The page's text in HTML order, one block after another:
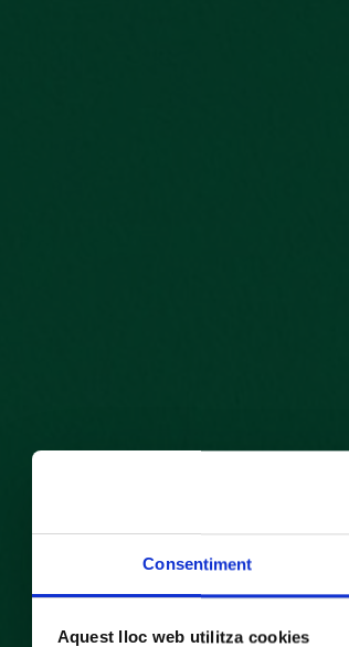
Consentiment
Aquest lloc web utilitza cookies